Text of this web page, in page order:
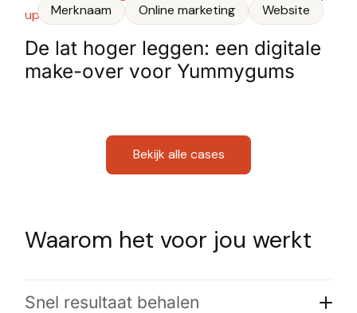
Merknaam Online marketing Website
De lat hoger leggen: een digitale
make-over voor Yummygums
Bekijk alle cases
Waarom het voor jou werkt
Snel resultaat behalen